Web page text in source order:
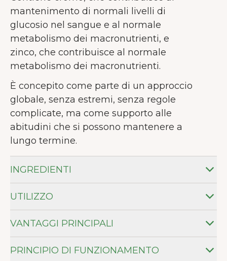
mantenimento di normali livelli di
glucosio nel sangue e al normale
metabolismo dei macronutrienti, e
zinco, che contribuisce al normale
metabolismo dei macronutrienti.
È concepito come parte di un approccio
globale, senza estremi, senza regole
complicate, ma come supporto alle
abitudini che si possono mantenere a
lungo termine.
INGREDIENTI
UTILIZZO
VANTAGGI PRINCIPALI
PRINCIPIO DI FUNZIONAMENTO